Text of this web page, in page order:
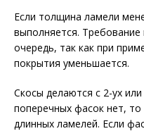
Если толщина ламели
выполняется.
очередь, так как при
покрытия уменьшается.
Скосы делаются с 2-ух
поперечных фасок нет,
длинных ламелей. Если